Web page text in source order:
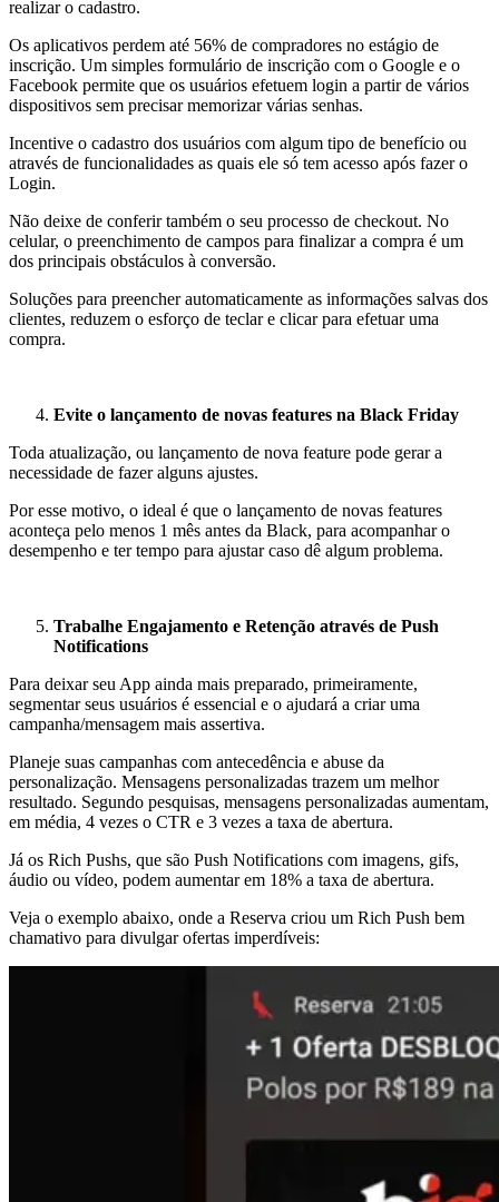
realizar o cadastro.
Os aplicativos perdem até 56% de compradores no estágio de
inscrição. Um simples formulário de inscrição com o Google e o
Facebook permite que os usuários efetuem login a partir de vários
dispositivos sem precisar memorizar várias senhas.
Incentive o cadastro dos usuários com algum tipo de benefício ou
através de funcionalidades as quais ele só tem acesso após fazer o
Login.
Não deixe de conferir também o seu processo de checkout. No
celular, o preenchimento de campos para finalizar a compra é um
dos principais obstáculos à conversão.
Soluções para preencher automaticamente as informações salvas dos
clientes, reduzem o esforço de teclar e clicar para efetuar uma
compra.
Evite o lançamento de novas features na Black Friday
Toda atualização, ou lançamento de nova feature pode gerar a
necessidade de fazer alguns ajustes.
Por esse motivo, o ideal é que o lançamento de novas features
aconteça pelo menos 1 mês antes da Black, para acompanhar o
desempenho e ter tempo para ajustar caso dê algum problema.
Trabalhe Engajamento e Retenção através de Push
Notifications
Para deixar seu App ainda mais preparado, primeiramente,
segmentar seus usuários é essencial e o ajudará a criar uma
campanha/mensagem mais assertiva.
Planeje suas campanhas com antecedência e abuse da
personalização. Mensagens personalizadas trazem um melhor
resultado. Segundo pesquisas, mensagens personalizadas aumentam,
em média, 4 vezes o CTR e 3 vezes a taxa de abertura.
Já os Rich Pushs, que são Push Notifications com imagens, gifs,
áudio ou vídeo, podem aumentar em 18% a taxa de abertura.
Veja o exemplo abaixo, onde a Reserva criou um Rich Push bem
chamativo para divulgar ofertas imperdíveis: